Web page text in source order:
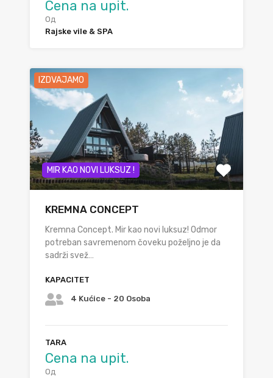
Cena na upit.
Од
Rajske vile & SPA
IZDVAJAMO
MIR KAO NOVI LUKSUZ !
KREMNA CONCEPT
Kremna Concept. Mir kao novi luksuz! Odmor
potreban savremenom čoveku poželjno je da
sadrži svež…
KAPACITET
4 Kućice - 20 Osoba
TARA
Cena na upit.
Од